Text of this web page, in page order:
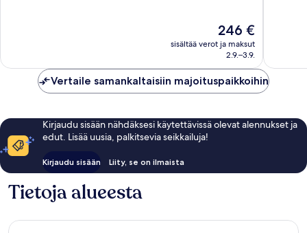
Hinta
on
246 €
246 €
sisältää verot ja maksut
2.9.–3.9.
Vertaile samankaltaisiin majoituspaikkoihin
Kirjaudu sisään nähdäksesi käytettävissä olevat alennukset ja
edut. Lisää uusia, palkitsevia seikkailuja!
Kirjaudu sisään Liity, se on ilmaista
Tietoja alueesta